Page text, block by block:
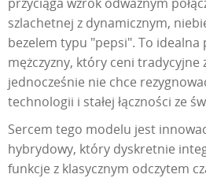
szlachetnej z dynamicznym,
bezelem typu "pepsi". To idealna
mężczyzny, który ceni
jednocześnie nie chce
technologii i stałej łączności ze
Sercem tego modelu jest
hybrydowy, który dyskretnie
funkcje z klasycznym odczytem